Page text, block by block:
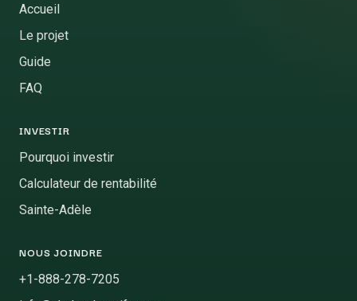
Accueil
Le projet
Guide
FAQ
INVESTIR
Pourquoi investir
Calculateur de rentabilité
Sainte-Adèle
NOUS JOINDRE
+1-888-278-7205